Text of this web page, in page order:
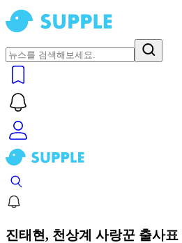
진태현, 천상계 사랑꾼 출사